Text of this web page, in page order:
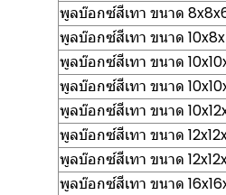
พูลบ๊อกซ์สีเทา ขนาด
พูลบ๊อกซ์สีเทา ขนาด
พูลบ๊อกซ์สีเทา ขนาด
พูลบ๊อกซ์สีเทา ขนาด
พูลบ๊อกซ์สีเทา ขนาด
พูลบ๊อกซ์สีเทา ขนาด
พูลบ๊อกซ์สีเทา ขนาด
พูลบ๊อกซ์สีเทา ขนาด